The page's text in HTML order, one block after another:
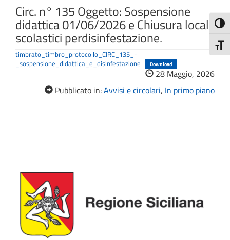
Circ. n° 135 Oggetto: Sospensione
didattica 01/06/2026 e Chiusura locali
scolastici perdisinfestazione.
timbrato_timbro_protocollo_CIRC_135_-
_sospensione_didattica_e_disinfestazione
Download
28 Maggio, 2026
Pubblicato in:Avvisi e circolari, In primo piano